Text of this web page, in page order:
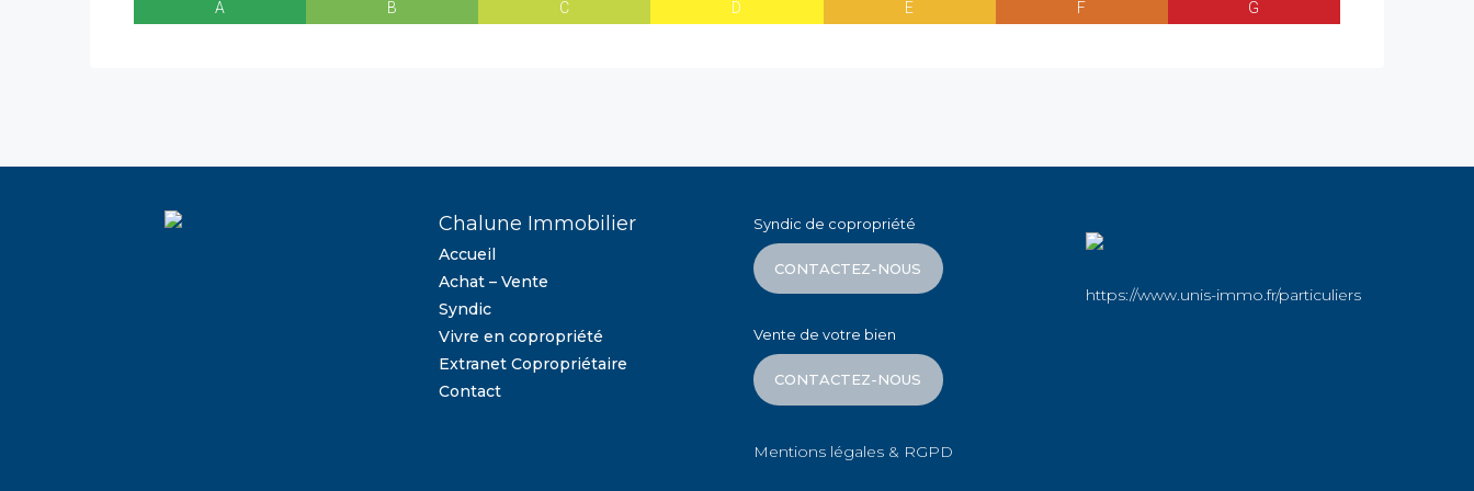
A B C D E F G
Chalune Immobilier
Accueil
Achat – Vente
Syndic
Vivre en copropriété
Extranet Copropriétaire
Contact
Syndic de copropriété
CONTACTEZ-NOUS
Vente de votre bien
CONTACTEZ-NOUS
Mentions légales & RGPD
https://www.unis-immo.fr/particuliers